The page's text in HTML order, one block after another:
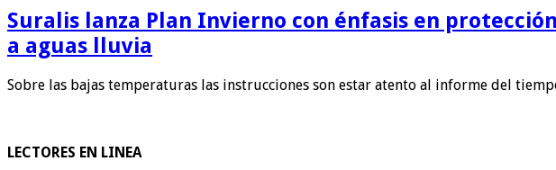
Suralis lanza Plan Invierno con énfasis en
a aguas lluvia
Sobre las bajas temperaturas las instrucciones son estar atento al informe del
LECTORES EN LINEA